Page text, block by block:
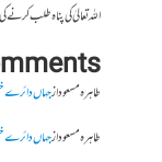
اللہ تعالیٰ کی پناہ طلب کرنے
طاہرہ مسعودازجہاں دائرے
طاہرہ مسعودازجہاں دائرے